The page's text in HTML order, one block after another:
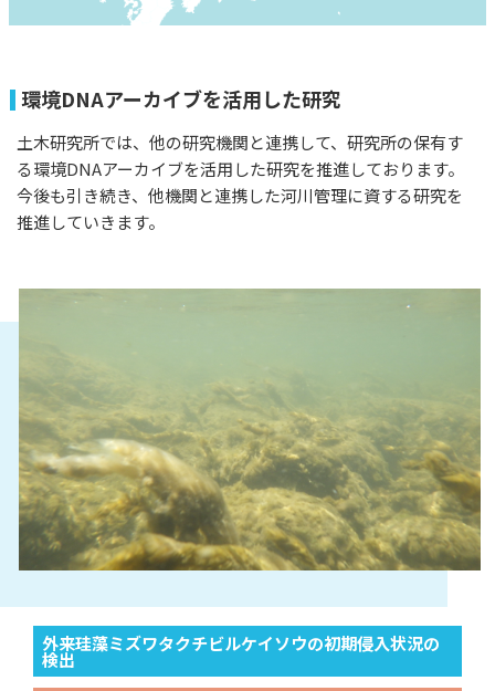
環境DNAアーカイブを活用した研究
土木研究所では、他の研究機関と連携して、研究所の保有す
る環境DNAアーカイブを活用した研究を推進しております。
今後も引き続き、他機関と連携した河川管理に資する研究を
推進していきます。
外来珪藻ミズワタクチビルケイソウの初期侵入状況の
検出